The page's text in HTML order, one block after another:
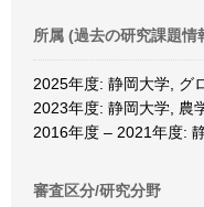
所属 (過去の研究課題情
2025年度: 静岡大学, グ
2023年度: 静岡大学, 農
2016年度 – 2021年度:
審査区分/研究分野